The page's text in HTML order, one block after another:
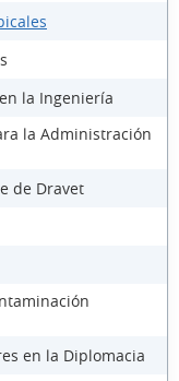
la Ingeniería
la Administración
de Dravet
en la Diplomacia